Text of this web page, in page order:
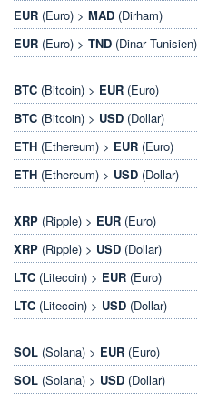
EUR (Euro) > MAD (Dirham)
EUR (Euro) > TND (Dinar Tunisien)
BTC (Bitcoin) > EUR (Euro)
BTC (Bitcoin) > USD (Dollar)
ETH (Ethereum) > EUR (Euro)
ETH (Ethereum) > USD (Dollar)
XRP (Ripple) > EUR (Euro)
XRP (Ripple) > USD (Dollar)
LTC (Litecoin) > EUR (Euro)
LTC (Litecoin) > USD (Dollar)
SOL (Solana) > EUR (Euro)
SOL (Solana) > USD (Dollar)